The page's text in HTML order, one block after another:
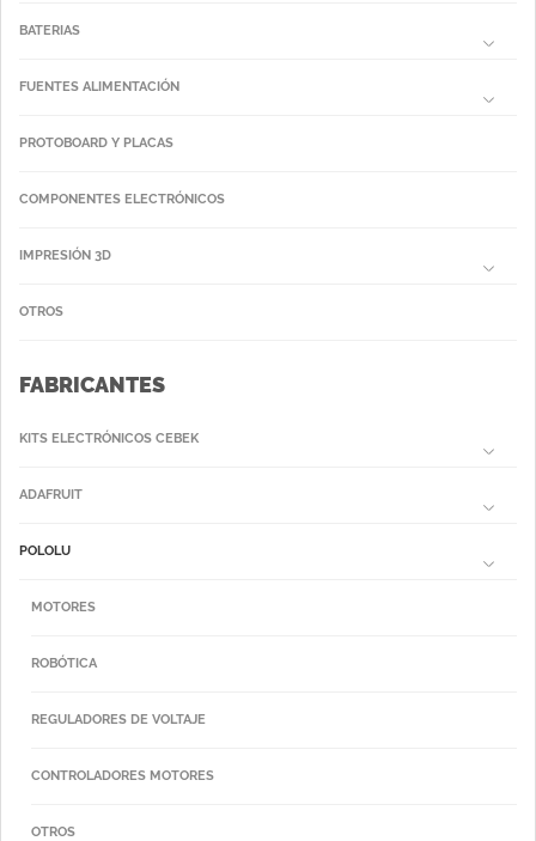
BATERIAS
FUENTES ALIMENTACIÓN
PROTOBOARD Y PLACAS
COMPONENTES ELECTRÓNICOS
IMPRESIÓN 3D
OTROS
FABRICANTES
KITS ELECTRÓNICOS CEBEK
ADAFRUIT
POLOLU
MOTORES
ROBÓTICA
REGULADORES DE VOLTAJE
CONTROLADORES MOTORES
OTROS